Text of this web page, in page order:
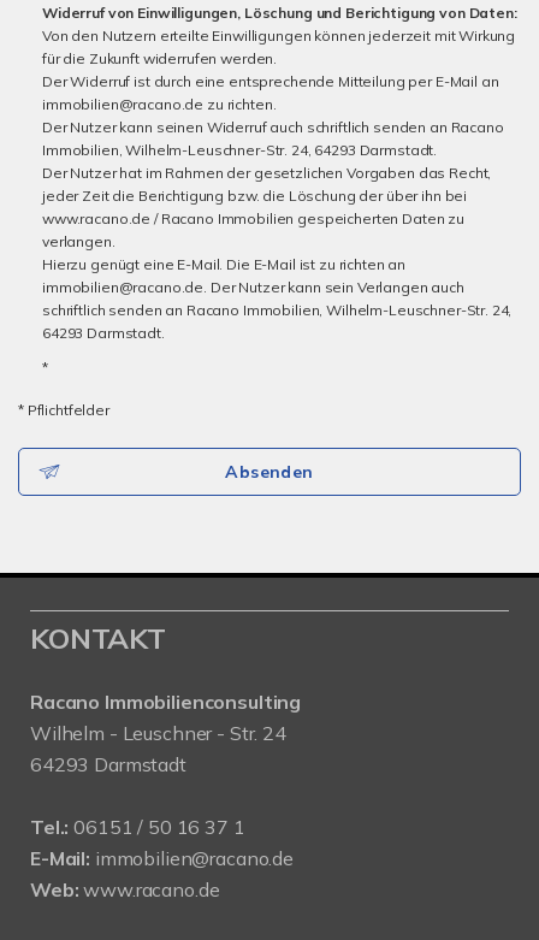
Widerruf von Einwilligungen, Löschung und Berichtigung von Daten:
Von den Nutzern erteilte Einwilligungen können jederzeit mit Wirkung
für die Zukunft widerrufen werden.
Der Widerruf ist durch eine entsprechende Mitteilung per E-Mail an
immobilien@racano.de zu richten.
Der Nutzer kann seinen Widerruf auch schriftlich senden an Racano
Immobilien, Wilhelm-Leuschner-Str. 24, 64293 Darmstadt.
Der Nutzer hat im Rahmen der gesetzlichen Vorgaben das Recht,
jeder Zeit die Berichtigung bzw. die Löschung der über ihn bei
www.racano.de / Racano Immobilien gespeicherten Daten zu
verlangen.
Hierzu genügt eine E-Mail. Die E-Mail ist zu richten an
immobilien@racano.de. Der Nutzer kann sein Verlangen auch
schriftlich senden an Racano Immobilien, Wilhelm-Leuschner-Str. 24,
64293 Darmstadt.
*
* Pflichtfelder
Absenden
KONTAKT
Racano Immobilienconsulting
Wilhelm - Leuschner - Str. 24
64293 Darmstadt
Tel.: 06151 / 50 16 37 1
E-Mail: immobilien@racano.de
Web: www.racano.de